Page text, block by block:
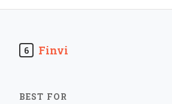
6 Finvi